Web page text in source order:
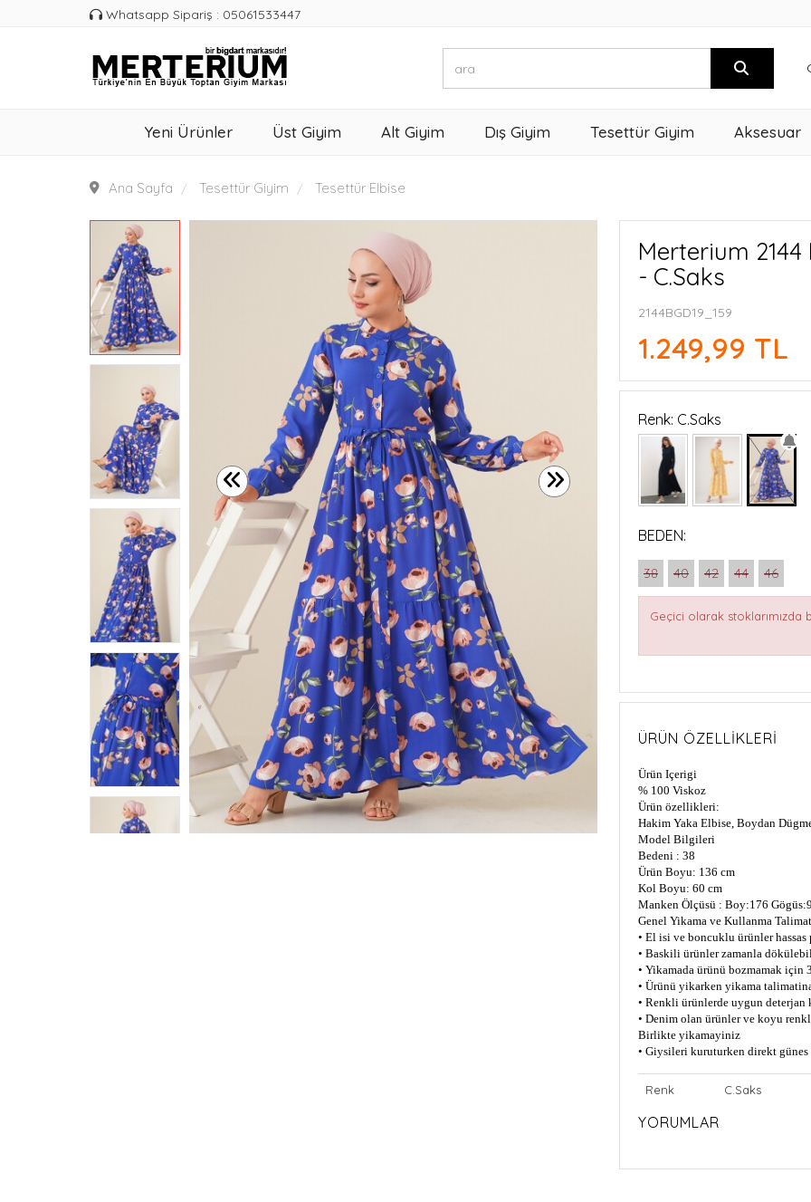
Whatsapp Sipariş : 05061533447
Yeni Ürünler Üst Giyim Alt Giyim Dış Giyim Tesettür Giyim Aksesuar
Ana Sayfa Tesettür Giyim Tesettür Elbise
Merterium
- C.Saks
2144BGD19_159
1.249,99 TL
Renk: C.Saks
BEDEN:
38 40 42 44 46
Geçici olarak stoklarımızda
ÜRÜN ÖZELLIKLERI
Ürün Içerigi
% 100 Viskoz
Ürün özellikleri:
Hakim Yaka Elbise, Boydan
Model Bilgileri
Bedeni : 38
Ürün Boyu: 136 cm
Kol Boyu: 60 cm
Manken Ölçüsü : Boy:176
Genel Yikama ve Kullanma
• El isi ve boncuklu ürünler
• Baskili ürünler zamanla
• Yikamada ürünü bozmamak için
• Ürünü yikarken yikama
• Renkli ürünlerde uygun
• Denim olan ürünler ve koyu
Birlikte yikamayiniz
• Giysileri kuruturken direkt
Renk C.Saks
YORUMLAR